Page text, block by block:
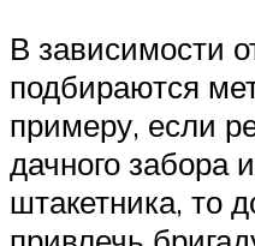
В зависимости
подбираются
примеру, если
дачного забора
штакетника, то